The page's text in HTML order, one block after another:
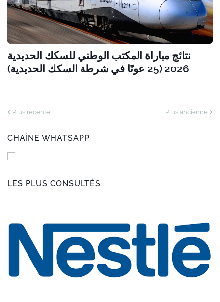
نتائج مباراة المكتب الوطني للسكك الحديدية
2026 (25 عونًا في شرطة السكك الحديدية)
Plus récente Plus ancienne
CHAÎNE WHATSAPP
LES PLUS CONSULTÉS